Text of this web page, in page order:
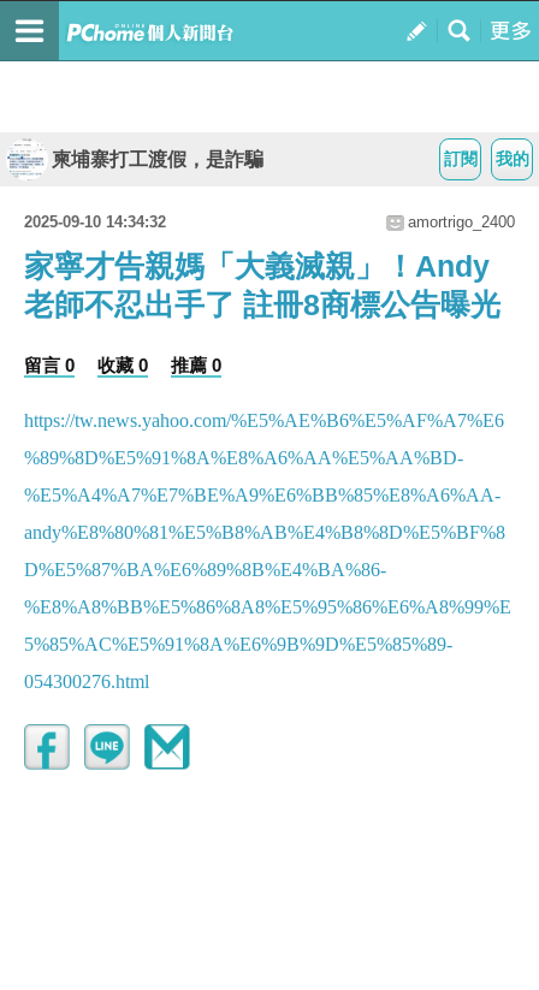
我的
訂閱
柬埔寨打工渡假，是詐騙
2025-09-10 14:34:32 amortrigo_2400
家寧才告親媽「大義滅親」！Andy
老師不忍出手了 註冊8商標公告曝光
留言 0 收藏 0 推薦 0
https://tw.news.yahoo.com/%E5%AE%B6%E5%AF%A7%E6
%89%8D%E5%91%8A%E8%A6%AA%E5%AA%BD-
%E5%A4%A7%E7%BE%A9%E6%BB%85%E8%A6%AA-
andy%E8%80%81%E5%B8%AB%E4%B8%8D%E5%BF%8
D%E5%87%BA%E6%89%8B%E4%BA%86-
%E8%A8%BB%E5%86%8A8%E5%95%86%E6%A8%99%E
5%85%AC%E5%91%8A%E6%9B%9D%E5%85%89-
054300276.html